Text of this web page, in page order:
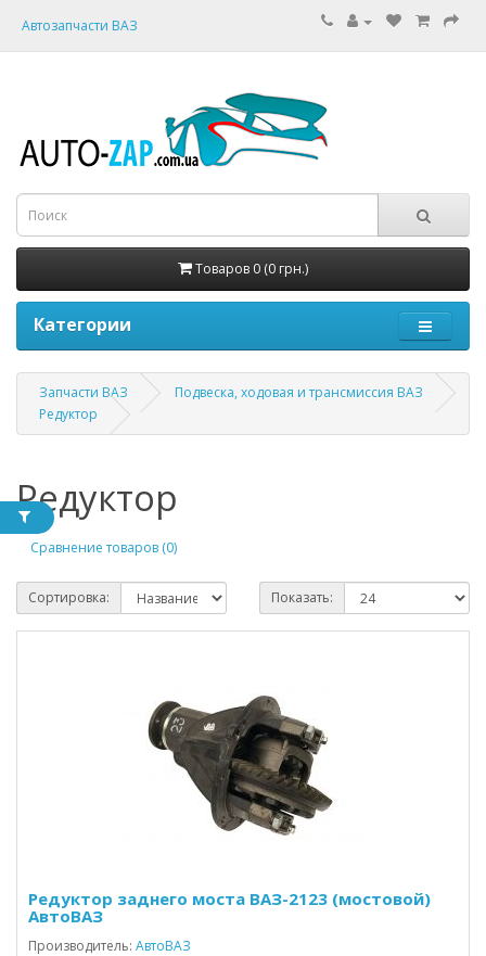
Автозапчасти ВАЗ
Товаров 0 (0 грн.)
Категории
Запчасти ВАЗ
Подвеска, ходовая и трансмиссия ВАЗ
Редуктор
Редуктор
Сравнение товаров (0)
Сортировка: Показать:
Редуктор заднего моста ВАЗ-2123 (мостовой)
АвтоВАЗ
Производитель: АвтоВАЗ